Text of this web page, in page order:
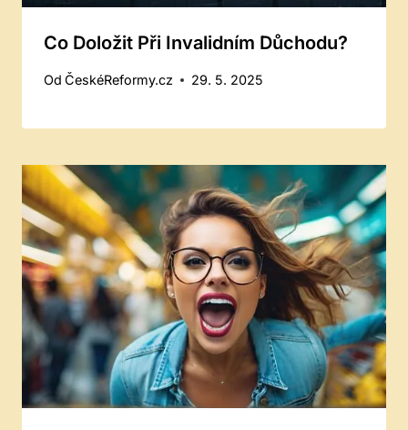
Co Doložit Při Invalidním Důchodu?
Od ČeskéReformy.cz 29. 5. 2025